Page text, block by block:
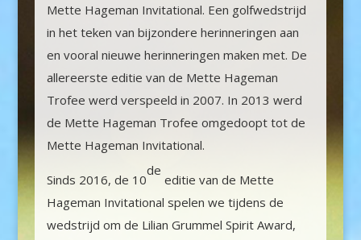
Mette Hageman Invitational. Een golfwedstrijd
in het teken van bijzondere herinneringen aan
en vooral nieuwe herinneringen maken met. De
allereerste editie van de Mette Hageman
Trofee werd verspeeld in 2007. In 2013 werd
de Mette Hageman Trofee omgedoopt tot de
Mette Hageman Invitational.
Sinds 2016, de 10
de
editie van de Mette
Hageman Invitational spelen we tijdens de
wedstrijd om de Lilian Grummel Spirit Award,